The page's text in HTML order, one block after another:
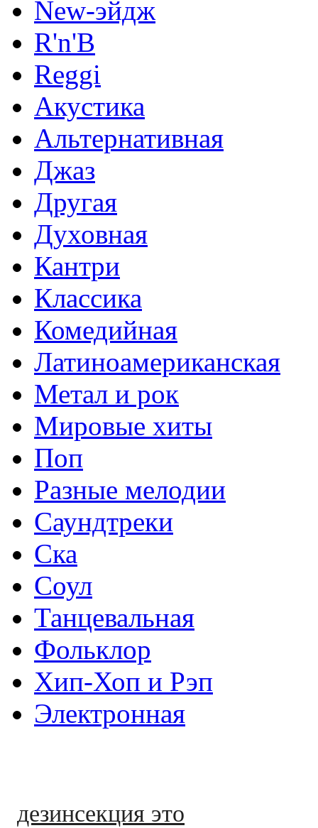
New-эйдж
R'n'B
Reggi
Акустика
Альтернативная
Джаз
Другая
Духовная
Кантри
Классика
Комедийная
Латиноамериканская
Метал и рок
Мировые хиты
Поп
Разные мелодии
Саундтреки
Ска
Соул
Танцевальная
Фольклор
Хип-Хоп и Рэп
Электронная
дезинсекция это